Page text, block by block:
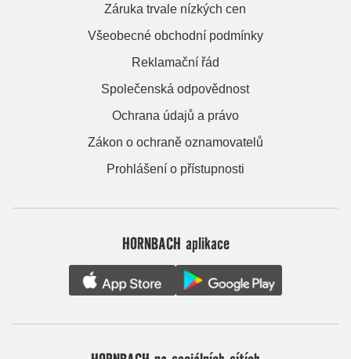
Záruka trvale nízkých cen
Všeobecné obchodní podmínky
Reklamační řád
Společenská odpovědnost
Ochrana údajů a právo
Zákon o ochraně oznamovatelů
Prohlášení o přístupnosti
HORNBACH aplikace